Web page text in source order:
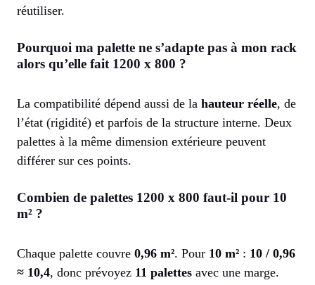
réutiliser.
Pourquoi ma palette ne s’adapte pas à mon rack
alors qu’elle fait 1200 x 800 ?
La compatibilité dépend aussi de la hauteur réelle, de
l’état (rigidité) et parfois de la structure interne. Deux
palettes à la même dimension extérieure peuvent
différer sur ces points.
Combien de palettes 1200 x 800 faut-il pour 10
m² ?
Chaque palette couvre 0,96 m². Pour 10 m² : 10 / 0,96
≈ 10,4, donc prévoyez 11 palettes avec une marge.